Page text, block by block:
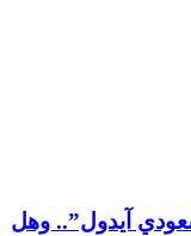
آيدول”.. وهل